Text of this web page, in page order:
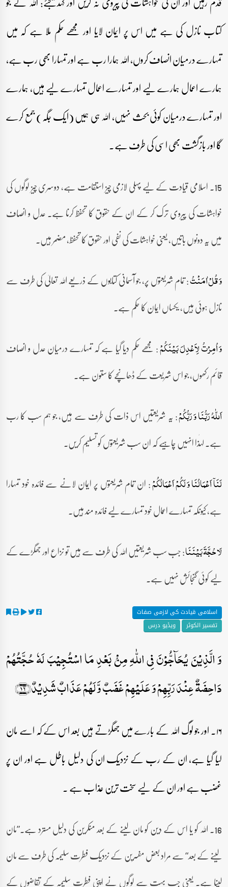
کتاب نازل کی ہے میں اس پر ایمان لایا اور مجھے حکم ملا ہے کہ میں
تمہارے درمیان انصاف کروں، اللہ ہمارا رب ہے اور تمہارا بھی رب ہے،
ہمارے اعمال ہمارے لیے اور تمہارے اعمال تمہارے لیے ہیں، ہمارے
اور تمہارے درمیان کوئی بحث نہیں، اللہ ہی ہمیں (ایک جگہ) جمع کرے
گا اور بازگشت بھی اسی کی طرف ہے۔
15۔ اسلامی قیادت کے لیے پہلی لازمی چیز استقامت ہے، دوسری چیز لوگوں کی
خواہشات کی پیروی ترک کر کے ان کے حقوق کا تحفظ کرنا ہے۔ عدل و انصاف
میں یہ دونوں باتیں، یعنی خواہشات کی نفی اور حقوق کا تحفظ، مضمر ہیں۔
وَ قُلۡ اٰمَنۡتُ: تمام شریعتوں پر، جو آسمانی کتابوں کے ذریعے اللہ تعالیٰ کی طرف سے
نازل ہوئی ہیں، یکساں ایمان کا حکم ہے۔
وَ اُمِرۡتُ لِاَعۡدِلَ بَیۡنَکُمۡ: مجھے حکم دیا گیا ہے کہ تمہارے درمیان عدل و انصاف
قائم رکھوں، جو اس شریعت کے ڈھانچے کا ستون ہے۔
اَللّٰہُ رَبُّنَا وَ رَبُّکُمۡ: یہ شریعتیں اس ذات کی طرف سے ہیں، جو ہم سب کا رب
ہے۔ لہٰذا انہیں چاہیے کہ ان سب شریعتوں کو تسلیم کریں۔
لَنَاۤ اَعۡمَالُنَا وَ لَکُمۡ اَعۡمَالُکُمۡ: ان تمام شریعتوں پر ایمان لانے سے فائدہ خود تمہارا
ہے، کیونکہ تمہارے اعمال خود تمہارے لیے فائدہ مند ہیں۔
لَا حُجَّۃَ بَیۡنَنَا: جب سب شریعتیں اللہ کی طرف سے ہیں تو نزاع اور جھگڑے کے
لیے کوئی گنجائش نہیں ہے۔
اسلامی قیادت کی لازمی صفات
تفسیر الکوثر
ویڈیو درس
وَ الَّذِیۡنَ یُحَآجُّوۡنَ فِی اللّٰہِ مِنۡۢ بَعۡدِ مَا اسۡتُجِیۡبَ لَہٗ حُجَّتُہُمۡ
دَاحِضَۃٌ عِنۡدَ رَبِّہِمۡ وَ عَلَیۡہِمۡ غَضَبٌ وَّ لَہُمۡ عَذَابٌ شَدِیۡدٌ﴿۱۶﴾
۱۶۔ اور جو لوگ اللہ کے بارے میں جھگڑتے ہیں بعد اس کے کہ اسے مان
لیا گیا ہے، ان کے رب کے نزدیک ان کی دلیل باطل ہے اور ان پر
غضب ہے اور ان کے لیے سخت ترین عذاب ہے ۔
16۔ اللہ کو یا اس کے دین کو مان لینے کے بعد منکرین کی دلیل مسترد ہے۔”مان
لینے کے بعد“ سے مراد بعض مفسرین کے نزدیک فطرت سلیمہ کی طرف سے مان
لینا ہے۔ یعنی جب بہت سے لوگوں نے اپنی فطرت سلیمہ کے تقاضوں کے